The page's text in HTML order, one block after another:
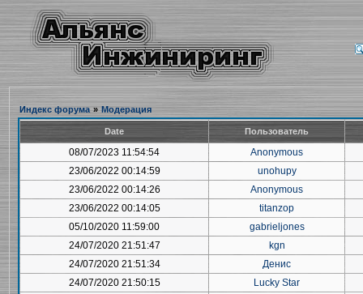
Индекс форума » Модерация
Date Пользователь
08/07/2023 11:54:54
Anonymous
23/06/2022 00:14:59
unohupy
23/06/2022 00:14:26
Anonymous
23/06/2022 00:14:05
titanzop
05/10/2020 11:59:00
gabrieljones
24/07/2020 21:51:47
kgn
24/07/2020 21:51:34
Денис
24/07/2020 21:50:15
Lucky Star